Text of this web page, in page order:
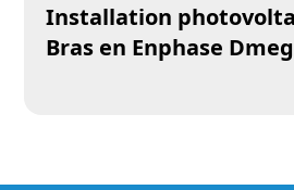
Installation
Bras en Enphase